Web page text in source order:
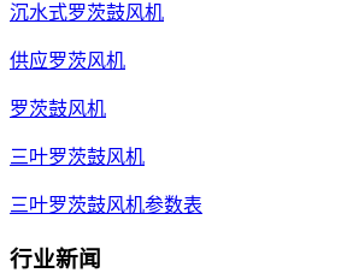
沉水式罗茨鼓风机
供应罗茨风机
罗茨鼓风机
三叶罗茨鼓风机
三叶罗茨鼓风机参数表
行业新闻